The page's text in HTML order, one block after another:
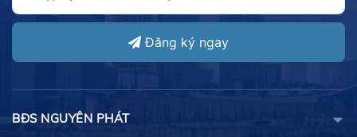
Đăng ký ngay
BĐS NGUYÊN PHÁT